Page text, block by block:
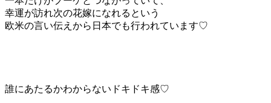
幸運が訪れ次の花嫁になれるという
欧米の言い伝えから日本でも行われています♡
誰にあたるかわからないドキドキ感♡